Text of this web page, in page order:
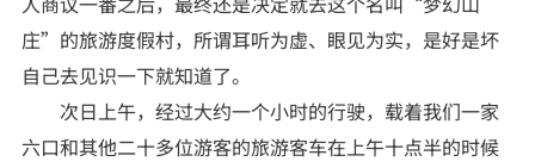
庄”的旅游度假村，所谓耳听为虚、眼见为实，是好是坏
自己去见识一下就知道了。
次日上午，经过大约一个小时的行驶，载着我们一家
六口和其他二十多位游客的旅游客车在上午十点半的时候